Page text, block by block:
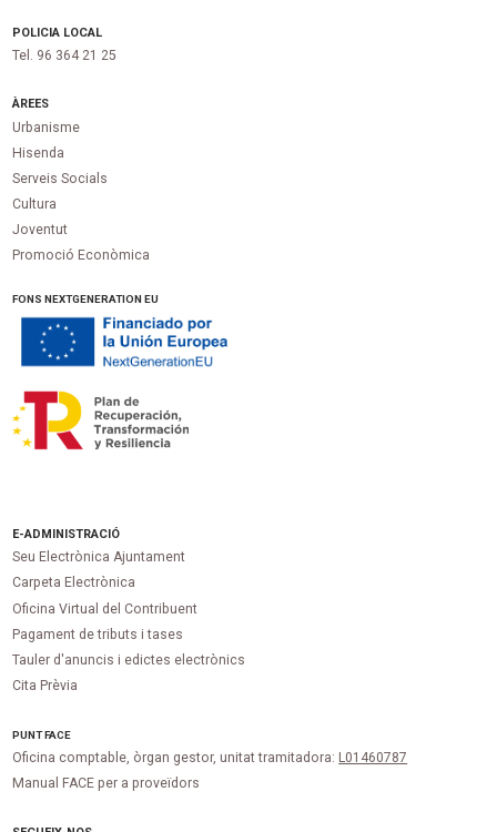
POLICIA LOCAL
Tel. 96 364 21 25
ÀREES
Urbanisme
Hisenda
Serveis Socials
Cultura
Joventut
Promoció Econòmica
FONS NEXTGENERATION EU
E-ADMINISTRACIÓ
Seu Electrònica Ajuntament
Carpeta Electrònica
Oficina Virtual del Contribuent
Pagament de tributs i tases
Tauler d'anuncis i edictes electrònics
Cita Prèvia
PUNTFACE
Oficina comptable, òrgan gestor, unitat tramitadora: L01460787
Manual FACE per a proveïdors